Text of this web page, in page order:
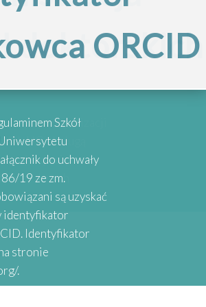
doktorskich
że po reorganizacji
UG obsługą
zajmują się
przy danych
ORCID
Szkół
do uchwały
19 ze zm.
są uzyskać
identyfikator
Identyfikator
stronie
.
z historiami osób,
stopień doktora.
doktoranckich
opowiadają o swoich